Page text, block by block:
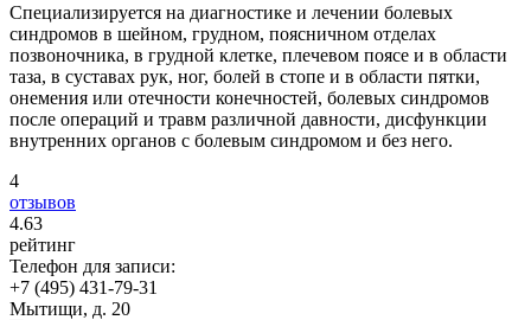
Специализируется на диагностике и лечении болевых
синдромов в шейном, грудном, поясничном отделах
позвоночника, в грудной клетке, плечевом поясе и в области
таза, в суставах рук, ног, болей в стопе и в области пятки,
онемения или отечности конечностей, болевых синдромов
после операций и травм различной давности, дисфункции
внутренних органов с болевым синдромом и без него.
4
отзывов
4.63
рейтинг
Телефон для записи:
+7 (495) 431-79-31
Мытищи, д. 20